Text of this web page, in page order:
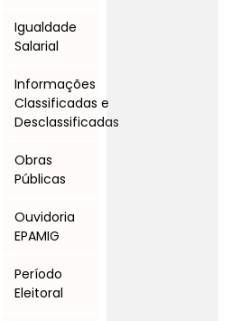
Igualdade
Salarial
Informações
Classificadas e
Desclassificadas
Obras
Públicas
Ouvidoria
EPAMIG
Período
Eleitoral